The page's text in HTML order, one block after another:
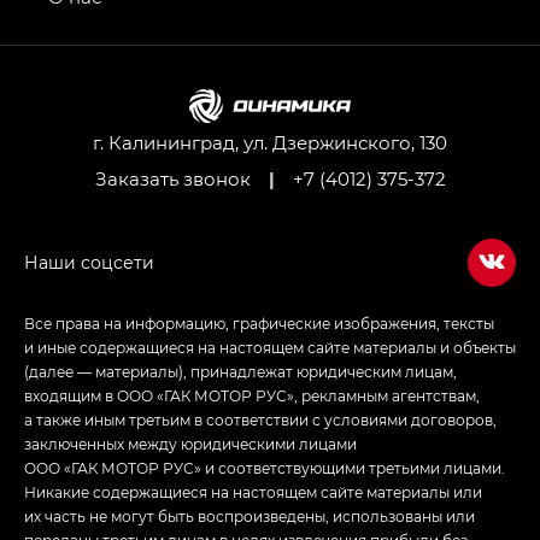
Джи Ти — GT, Джи Икс — GX,
Джи Икс ПРЕМИУМ — GX PREMIUM, ЛАУНЖ —
LOUNGE
Empow — Эмпау (Empow) в комплектации
г. Калининград, ул. Дзержинского, 130
Заказать звонок
| +7 (4012) 375-372
Все права на информацию, графические изображения, тексты
и иные содержащиеся на настоящем сайте материалы и объекты
(далее — материалы), принадлежат юридическим лицам,
входящим в ООО «ГАК МОТОР РУС», рекламным агентствам,
а также иным третьим в соответствии с условиями договоров,
заключенных между юридическими лицами
ООО «ГАК МОТОР РУС» и соответствующими третьими лицами.
Никакие содержащиеся на настоящем сайте материалы или
их часть не могут быть воспроизведены, использованы или